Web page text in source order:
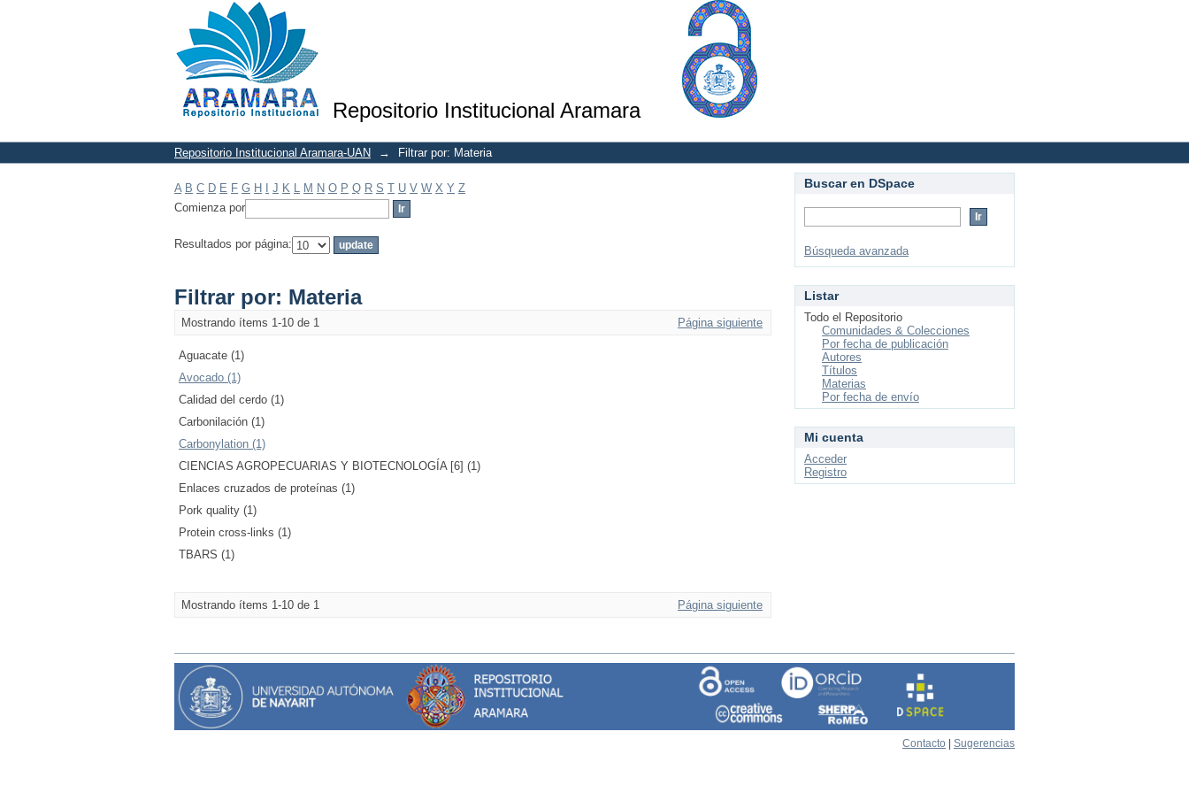
Repositorio Institucional Aramara
Filtrar por: Materia
Repositorio Institucional Aramara-UAN → Filtrar por: Materia
A B C D E F G H J K L M N O P Q R S T U V W X Y Z
Comienza por
Resultados por página:
Filtrar por: Materia
Mostrando ítems 1-10 de 1 Página siguiente
Aguacate (1)
Avocado (1)
Calidad del cerdo (1)
Carbonilación (1)
Carbonylation (1)
CIENCIAS AGROPECUARIAS Y BIOTECNOLOGÍA [6] (1)
Enlaces cruzados de proteínas (1)
Pork quality (1)
Protein cross-links (1)
TBARS (1)
Mostrando ítems 1-10 de 1 Página siguiente
Buscar en DSpace
Búsqueda avanzada
Listar
Todo el Repositorio
Comunidades & Colecciones
Por fecha de publicación
Autores
Títulos
Materias
Por fecha de envío
Mi cuenta
Acceder
Registro
Contacto Sugerencias